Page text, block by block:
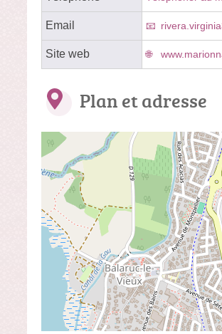
Email
Site web
Plan et adresse